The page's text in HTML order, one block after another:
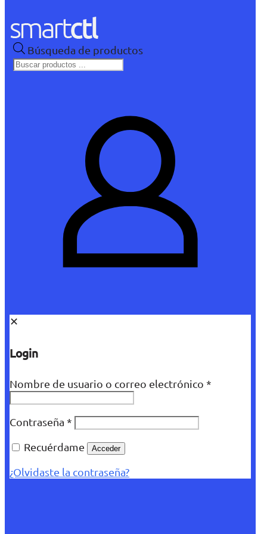
Búsqueda de productos
✕
Login
Nombre de usuario o correo electrónico *
Contraseña *
Recuérdame
Acceder
¿Olvidaste la contraseña?